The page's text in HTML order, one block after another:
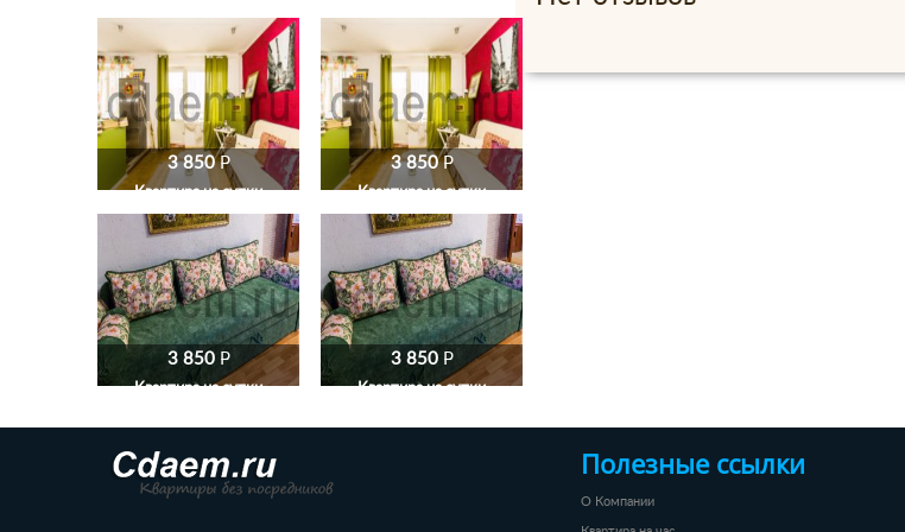
3 850P
Квартира на сутки
3 850P
Квартира на сутки
3 850 P
Квартира на сутки
3 850 P
Квартира на сутки
Полезные ссылки
О Компании